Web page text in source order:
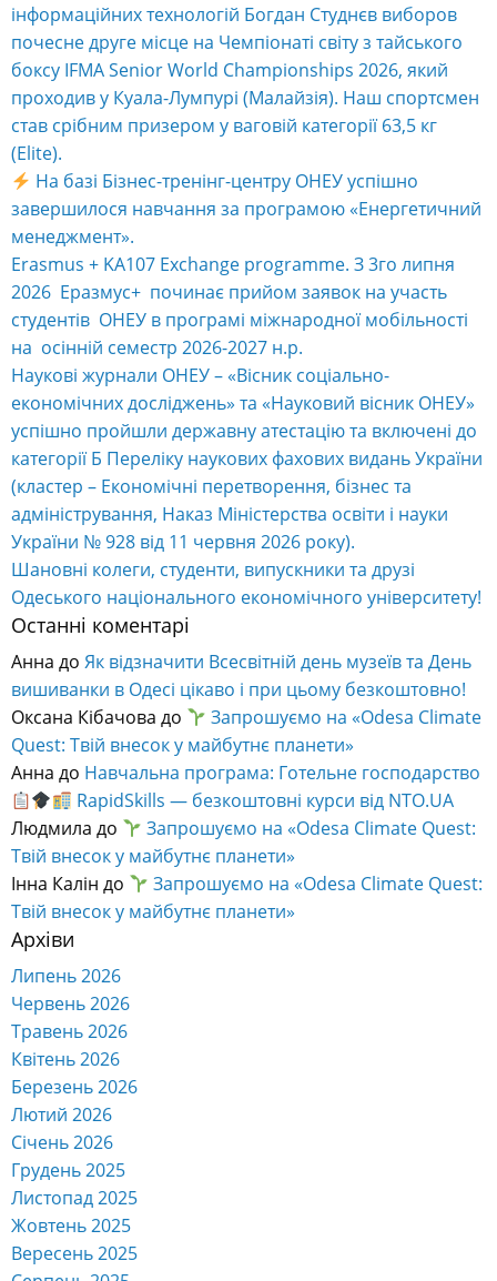
інформаційних технологій Богдан Студнєв виборов
почесне друге місце на Чемпіонаті світу з тайського
боксу IFMA Senior World Championships 2026, який
проходив у Куала-Лумпурі (Малайзія). Наш спортсмен
став срібним призером у ваговій категорії 63,5 кг
(Elite).
На базі Бізнес-тренінг-центру ОНЕУ успішно
завершилося навчання за програмою «Енергетичний
менеджмент».
Erasmus + KA107 Exchange programme. З 3го липня
2026 Еразмус+ починає прийом заявок на участь
студентів ОНЕУ в програмі міжнародної мобільності
на осінній семестр 2026-2027 н.р.
Наукові журнали ОНЕУ – «Вісник соціально-
економічних досліджень» та «Науковий вісник ОНЕУ»
успішно пройшли державну атестацію та включені до
категорії Б Переліку наукових фахових видань України
(кластер – Економічні перетворення, бізнес та
адміністрування, Наказ Міністерства освіти і науки
України № 928 від 11 червня 2026 року).
Шановні колеги, студенти, випускники та друзі
Одеського національного економічного університету!
Останні коментарі
Анна до Як відзначити Всесвітній день музеїв та День
вишиванки в Одесі цікаво і при цьому безкоштовно!
Оксана Кібачова до
Запрошуємо на «Odesa Climate
Quest: Твій внесок у майбутнє планети»
Анна до Навчальна програма: Готельне господарство
RapidSkills — безкоштовні курси від NTO.UA
Людмила до
Запрошуємо на «Odesa Climate Quest:
Твій внесок у майбутнє планети»
Інна Калін до
Запрошуємо на «Odesa Climate Quest:
Твій внесок у майбутнє планети»
Архіви
Липень 2026
Червень 2026
Травень 2026
Квітень 2026
Березень 2026
Лютий 2026
Січень 2026
Грудень 2025
Листопад 2025
Жовтень 2025
Вересень 2025